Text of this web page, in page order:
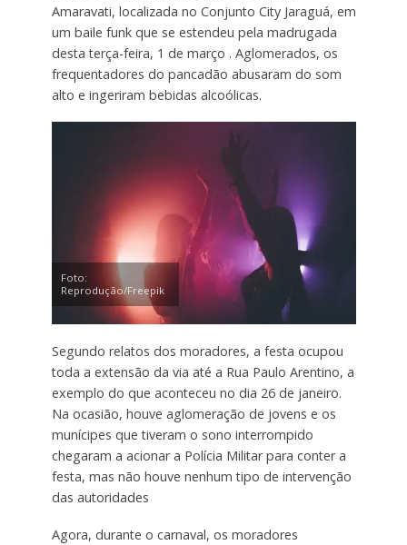
Amaravati, localizada no Conjunto City Jaraguá, em
um baile funk que se estendeu pela madrugada
desta terça-feira, 1 de março . Aglomerados, os
frequentadores do pancadão abusaram do som
alto e ingeriram bebidas alcoólicas.
Foto:
Reprodução/Freepik
Segundo relatos dos moradores, a festa ocupou
toda a extensão da via até a Rua Paulo Arentino, a
exemplo do que aconteceu no dia 26 de janeiro.
Na ocasião, houve aglomeração de jovens e os
munícipes que tiveram o sono interrompido
chegaram a acionar a Polícia Militar para conter a
festa, mas não houve nenhum tipo de intervenção
das autoridades
Agora, durante o carnaval, os moradores